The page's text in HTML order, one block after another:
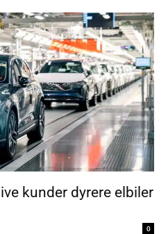
kunder dyrere elbiler
0